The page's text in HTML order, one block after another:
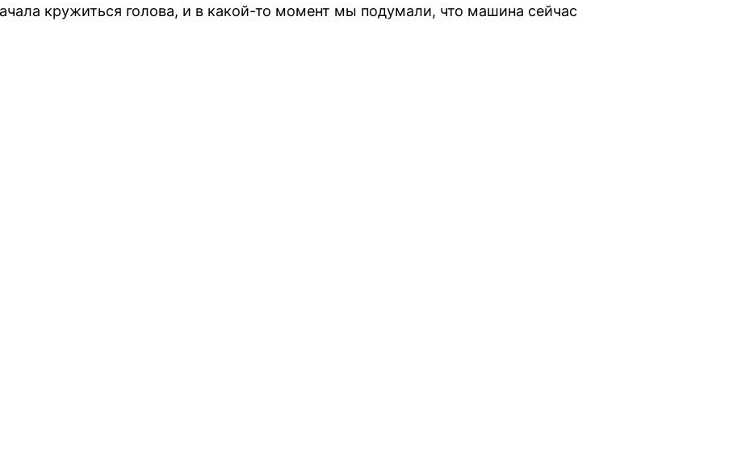
кружиться голова, и в какой-то момент мы подумали, что машина сейчас